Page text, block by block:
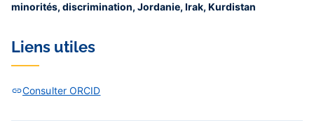
minorités, discrimination, Jordanie, Irak, Kurdistan
Liens utiles
Consulter ORCID